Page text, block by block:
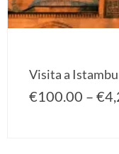
Visita a
€100.00 – €